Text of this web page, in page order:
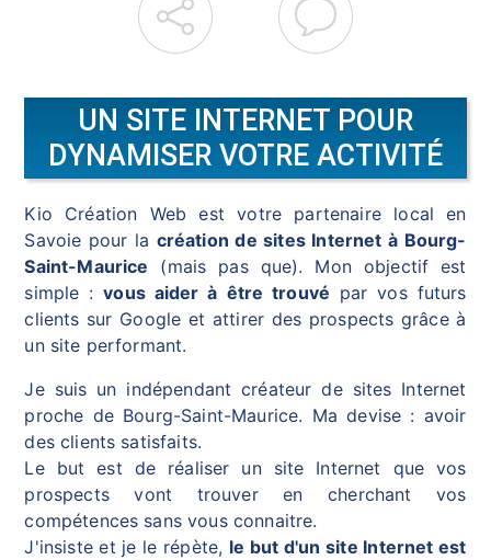
UN SITE INTERNET POUR
DYNAMISER VOTRE ACTIVITÉ
Kio Création Web est votre partenaire local en
Savoie pour la création de sites Internet à Bourg-
Saint-Maurice (mais pas que). Mon objectif est
simple :vous aider à être trouvé par vos futurs
clients sur Google et attirer des prospects grâce à
un site performant.
Je suis un indépendant créateur de sites Internet
proche de Bourg-Saint-Maurice. Ma devise : avoir
des clients satisfaits.
Le but est de réaliser un site Internet que vos
prospects vont trouver en cherchant vos
compétences sans vous connaitre.
J'insiste et je le répète, le but d'un site Internet est